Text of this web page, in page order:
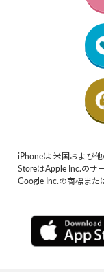
iPhoneは 米国および
StoreはApple Inc.のサ
Google Inc.の商標また